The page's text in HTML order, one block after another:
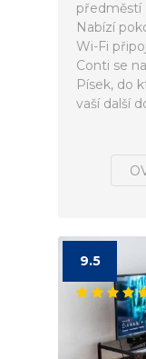
předměstí
Nabízí
Wi-Fi
Conti se
Písek, do
vaší další
9.5